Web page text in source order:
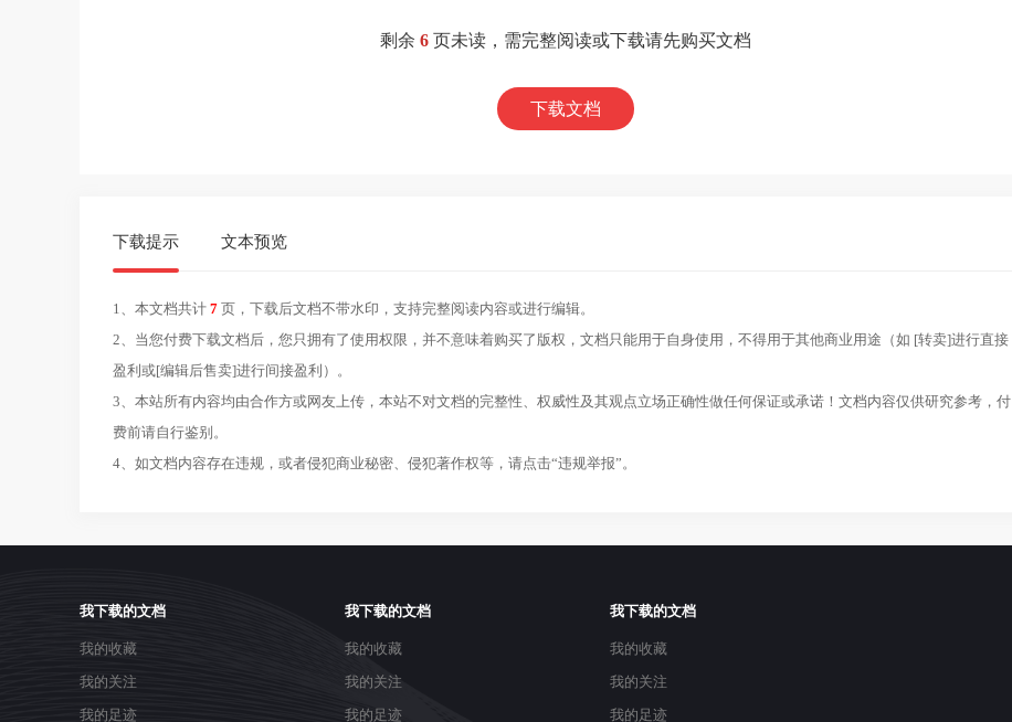
剩余 6 页未读，需完整阅读或下载请先购买文档
下载文档
下载提示 文本预览
1、本文档共计 7 页，下载后文档不带水印，支持完整阅读内容或进行编辑。
2、当您付费下载文档后，您只拥有了使用权限，并不意味着购买了版权，文档只能用于自身使用，不得用于其他商业用途（如 [转卖]进行直接
盈利或[编辑后售卖]进行间接盈利）。
3、本站所有内容均由合作方或网友上传，本站不对文档的完整性、权威性及其观点立场正确性做任何保证或承诺！文档内容仅供研究参考，付
费前请自行鉴别。
4、如文档内容存在违规，或者侵犯商业秘密、侵犯著作权等，请点击“违规举报”。
社
会
保
障
我下载的文档
我的收藏
我的关注
我的足迹
我下载的文档
我的收藏
我的关注
我的足迹
我下载的文档
我的收藏
我的关注
我的足迹